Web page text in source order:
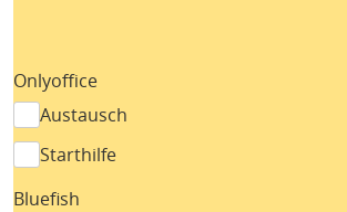
Onlyoffice
Austausch
Starthilfe
Bluefish